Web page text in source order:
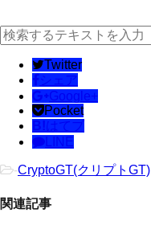
Twitter
シェア
Google+
Pocket
B!はてブ
LINE
-CryptoGT(クリプトGT)
関連記事